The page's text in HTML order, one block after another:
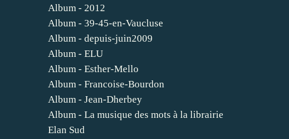
Album - 2012
Album - 39-45-en-Vaucluse
Album - depuis-juin2009
Album - ELU
Album - Esther-Mello
Album - Francoise-Bourdon
Album - Jean-Dherbey
Album - La musique des mots à la librairie
Elan Sud